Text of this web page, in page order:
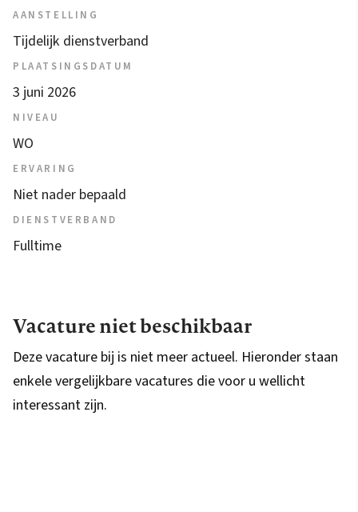
AANSTELLING
Tijdelijk dienstverband
PLAATSINGSDATUM
3 juni 2026
NIVEAU
WO
ERVARING
Niet nader bepaald
DIENSTVERBAND
Fulltime
Vacature niet beschikbaar
Deze vacature bij is niet meer actueel. Hieronder staan
enkele vergelijkbare vacatures die voor u wellicht
interessant zijn.